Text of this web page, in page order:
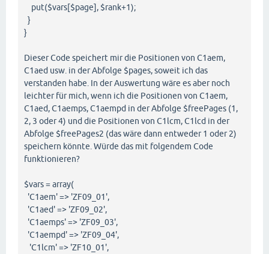
put($vars[$page], $rank+1);
}
}
Dieser Code speichert mir die Positionen von C1aem,
C1aed usw. in der Abfolge $pages, soweit ich das
verstanden habe. In der Auswertung wäre es aber noch
leichter für mich, wenn ich die Positionen von C1aem,
C1aed, C1aemps, C1aempd in der Abfolge $freePages (1,
2, 3 oder 4) und die Positionen von C1lcm, C1lcd in der
Abfolge $freePages2 (das wäre dann entweder 1 oder 2)
speichern könnte. Würde das mit folgendem Code
funktionieren?
$vars = array(
'C1aem' => 'ZF09_01',
'C1aed' => 'ZF09_02',
'C1aemps' => 'ZF09_03',
'C1aempd' => 'ZF09_04',
'C1lcm' => 'ZF10_01',